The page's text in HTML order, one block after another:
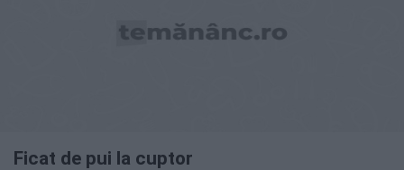
Ficat de pui la cuptor